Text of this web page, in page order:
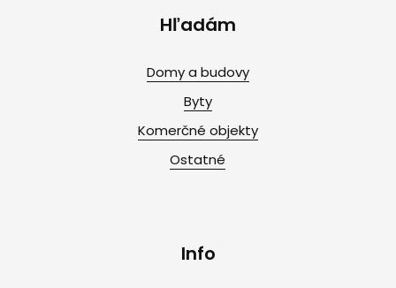
Hľadám
Domy a budovy
Byty
Komerčné objekty
Ostatné
Info